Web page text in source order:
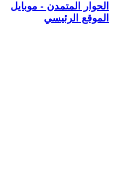
الحوار المتمدن - موبايل
الموقع الرئيسي